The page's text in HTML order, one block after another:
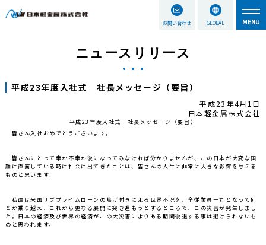
お問い合わせ GLOBAL
ニュースリリース
平成23年度入社式 社長メッセージ（要旨）
平成23 年4月 1 日
日本軽金属株式会社
平成23年度入社式 社長メッセージ（要旨）
皆さん入社おめでとうございます。
皆さんにとって幸か不幸か後になってみなければ分かりませんが、この日本が大変な国
難に直面している時に社会に出てきたことは、皆さんの人生に非常に大きな影響を与える
ものと思います。
私達は米国サブプライムローンの焦げ付きによる世界不況を、全従業員一丸となって何
とか乗り越え、これから更なる展開に突き進もうとするところで、この災害が発生しまし
た。日本の経済及び世界の経済がこの大災害によりある期間後退する事は避けられないも
のと思われます。